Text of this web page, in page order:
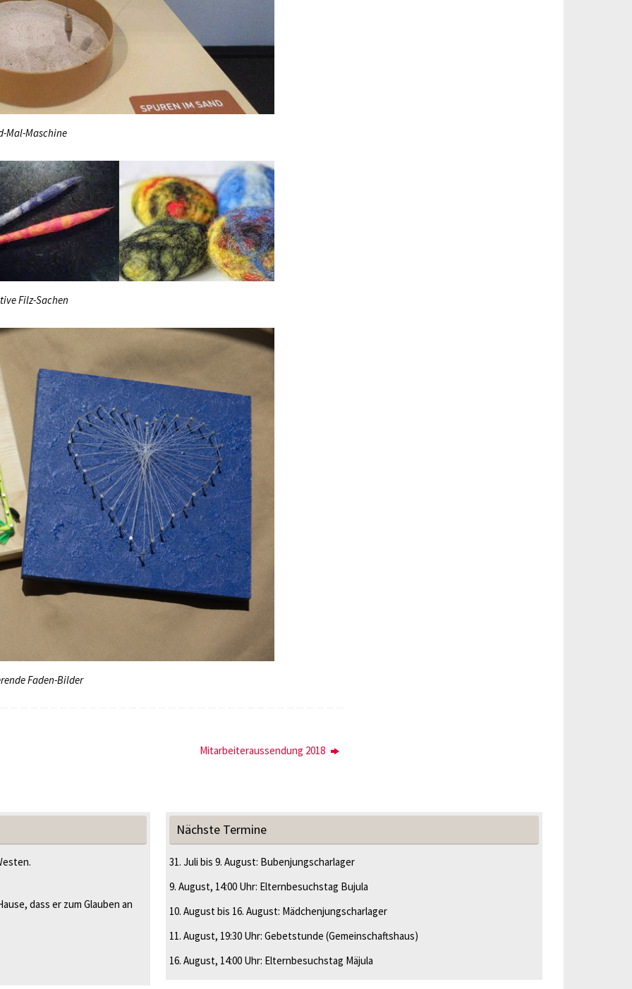
Mal-Maschine
Filz-Sachen
Faden-Bilder
Mitarbeiteraussendung 2018
dass er zum Glauben an
Nächste Termine
31. Juli bis 9. August: Bubenjungscharlager
9. August, 14:00 Uhr: Elternbesuchstag Bujula
10. Augustbis 16. August: Mädchenjungscharlager
11. August, 19:30 Uhr: Gebetstunde (Gemeinschaftshaus)
16. August, 14:00 Uhr: Elternbesuchstag Mäjula